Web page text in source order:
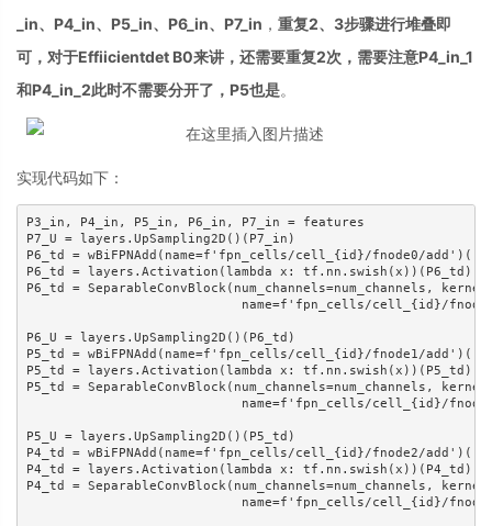
_in、P4_in、P5_in、P6_in、P7_in ， 重复2、3步骤进行堆叠即
可，对于Effiicientdet B0来讲，还需要重复2次，需要注意P4_in_1
和P4_in_2此时不需要分开了，P5也是。
实现代码如下：
P3_in, P4_in, P5_in, P6_in, P7_in = features
P7_U = layers.UpSampling2D()(P7_in)
P6_td = wBiFPNAdd(name=f'fpn_cells/cell_{id}/fnode0/
P6_td = layers.Activation(lambda x: tf.nn.swish(x))(P6_td)
P6_td = SeparableConvBlock(num_channels=num_channels,
name=f'fpn_cells/cell_{id}/
P6_U = layers.UpSampling2D()(P6_td)
P5_td = wBiFPNAdd(name=f'fpn_cells/cell_{id}/fnode1/
P5_td = layers.Activation(lambda x: tf.nn.swish(x))(P5_td)
P5_td = SeparableConvBlock(num_channels=num_channels,
name=f'fpn_cells/cell_{id}/
P5_U = layers.UpSampling2D()(P5_td)
P4_td = wBiFPNAdd(name=f'fpn_cells/cell_{id}/fnode2/
P4_td = layers.Activation(lambda x: tf.nn.swish(x))(P4_td)
P4_td = SeparableConvBlock(num_channels=num_channels,
name=f'fpn_cells/cell_{id}/